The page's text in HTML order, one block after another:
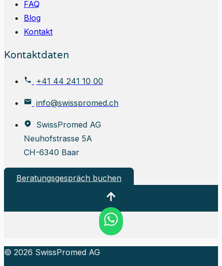
FAQ
Blog
Kontakt
Kontaktdaten
+41 44 241 10 00
info@swisspromed.ch
SwissPromed AG
Neuhofstrasse 5A
CH-6340 Baar
Beratungsgespräch buchen
© 2026 SwissPromed AG